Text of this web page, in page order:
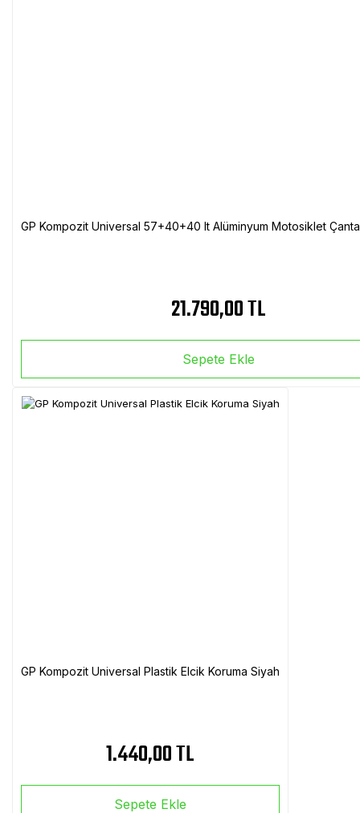
GP Kompozit Universal 57+40+40 lt Alüminyum Motosiklet
21.790,00 TL
Sepete Ekle
GP Kompozit Universal Plastik Elcik Koruma Siyah
1.440,00 TL
Sepete Ekle